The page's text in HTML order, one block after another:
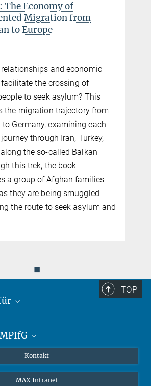
The Economy of
Migration from
to Europe
and economic
the crossing of
to seek asylum? This
the migration trajectory from
Germany, examining each
through Iran, Turkey,
along the so-called Balkan
this trek, the book
a group of Afghan families
they are being smuggled
the route to seek asylum and
◼
TOP
Kontakt
MAX Intranet